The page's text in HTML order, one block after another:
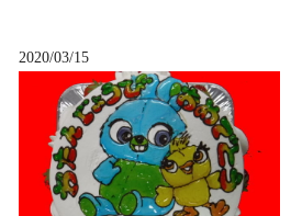
2020/03/15